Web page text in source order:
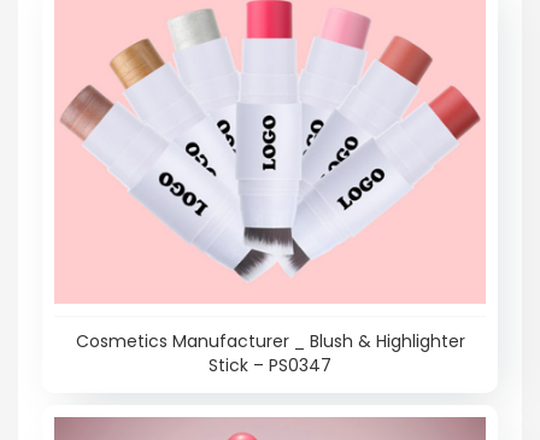
Cosmetics Manufacturer _ Blush & Highlighter
Stick – PS0347